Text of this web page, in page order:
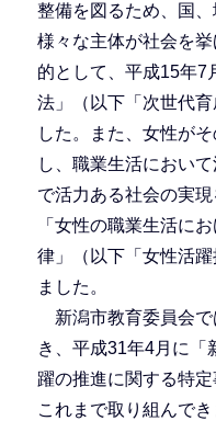
整備を図るため、国、
様々な主体が社会を
的として、平成15年7
法」（以下「次世代
した。また、女性が
し、職業生活におい
で活力ある社会の実
「女性の職業生活に
律」（以下「女性活
ました。
新潟市教育委員会で
き、平成31年4月に「
躍の推進に関する特定
これまで取り組んで